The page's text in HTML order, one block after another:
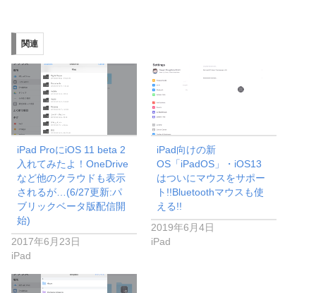
関連
iPad ProにiOS 11 beta 2
入れてみたよ！OneDrive
など他のクラウドも表示
されるが…(6/27更新:パ
ブリックベータ版配信開
始)
2017年6月23日
iPad
iPad向けの新
OS「iPadOS」・iOS13
はついにマウスをサポー
ト!!Bluetoothマウスも使
える!!
2019年6月4日
iPad